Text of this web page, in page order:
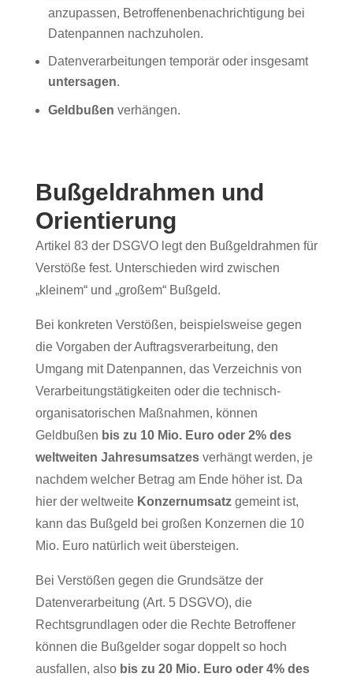
anzupassen, Betroffenenbenachrichtigung bei
Datenpannen nachzuholen.
Datenverarbeitungen temporär oder insgesamt
untersagen.
Geldbußen verhängen.
Bußgeldrahmen und
Orientierung
Artikel 83 der DSGVO legt den Bußgeldrahmen für
Verstöße fest. Unterschieden wird zwischen
„kleinem“ und „großem“ Bußgeld.
Bei konkreten Verstößen, beispielsweise gegen
die Vorgaben der Auftragsverarbeitung, den
Umgang mit Datenpannen, das Verzeichnis von
Verarbeitungstätigkeiten oder die technisch-
organisatorischen Maßnahmen, können
Geldbußen bis zu 10 Mio. Euro oder 2% des
weltweiten Jahresumsatzesverhängt werden, je
nachdem welcher Betrag am Ende höher ist. Da
hier der weltweite Konzernumsatzgemeint ist,
kann das Bußgeld bei großen Konzernen die 10
Mio. Euro natürlich weit übersteigen.
Bei Verstößen gegen die Grundsätze der
Datenverarbeitung (Art. 5 DSGVO), die
Rechtsgrundlagen oder die Rechte Betroffener
können die Bußgelder sogar doppelt so hoch
ausfallen, also bis zu 20 Mio. Euro oder 4% des